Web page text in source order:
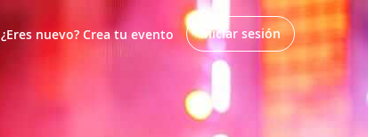
¿Eres nuevo? Crea tu evento Iniciar sesión